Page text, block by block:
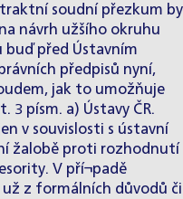
soudní přezkum by
návrh užšího okruhu
před Ústavním
předpisů nyní,
jak to umožňuje
3 písm. a) Ústavy ČR.
v souvislosti s ústavní
žalobě proti rozhodnutí
V pří¬padě
z formálních důvodů či